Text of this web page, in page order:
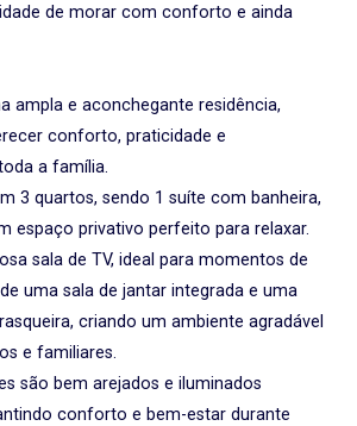
de morar com conforto e ainda
ampla e aconchegante residência,
conforto, praticidade e
a família.
3 quartos, sendo 1 suíte com banheira,
espaço privativo perfeito para relaxar.
sala de TV, ideal para momentos de
uma sala de jantar integrada e uma
criando um ambiente agradável
e familiares.
são bem arejados e iluminados
conforto e bem-estar durante